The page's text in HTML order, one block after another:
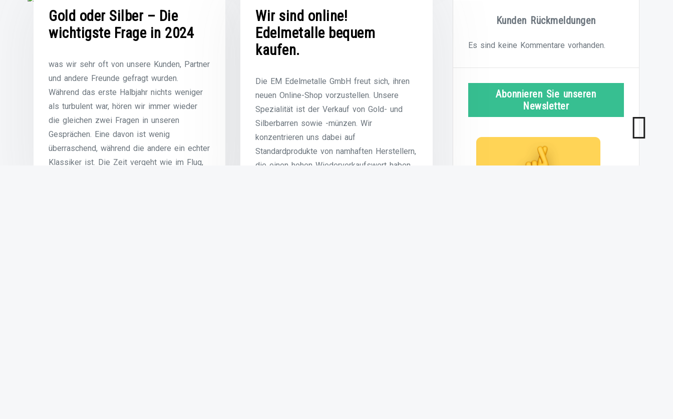
Gold oder Silber – Die
wichtigste Frage in 2024
was wir sehr oft von unsere Kunden, Partner
und andere Freunde gefragt wurden.
Während das erste Halbjahr nichts weniger
als turbulent war, hören wir immer wieder
die gleichen zwei Fragen in unseren
Gesprächen. Eine davon ist wenig
überraschend, während die andere ein echter
Klassiker ist. Die Zeit vergeht wie im Flug,
Wir sind online!
Edelmetalle bequem
kaufen.
Die EM Edelmetalle GmbH freut sich, ihren
neuen Online-Shop vorzustellen. Unsere
Spezialität ist der Verkauf von Gold- und
Silberbarren sowie -münzen. Wir
konzentrieren uns dabei auf
Standardprodukte von namhaften Herstellern,
die einen hohen Wiederverkaufswert haben
Kunden Rückmeldungen
Es sind keine Kommentare vorhanden.
Abonnieren Sie unseren
Newsletter